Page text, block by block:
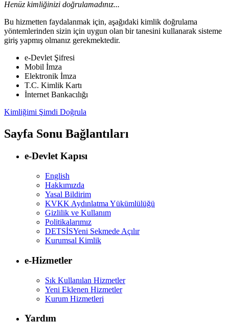
Henüz kimliğinizi doğrulamadınız...
Bu hizmetten faydalanmak için, aşağıdaki kimlik doğrulama
yöntemlerinden sizin için uygun olan bir tanesini kullanarak sisteme
giriş yapmış olmanız gerekmektedir.
e-Devlet Şifresi
Mobil İmza
Elektronik İmza
T.C. Kimlik Kartı
İnternet Bankacılığı
Kimliğimi Şimdi Doğrula
Sayfa Sonu Bağlantıları
e-Devlet Kapısı
English
Hakkımızda
Yasal Bildirim
KVKK Aydınlatma Yükümlülüğü
Gizlilik ve Kullanım
Politikalarımız
DETSİSYeni Sekmede Açılır
Kurumsal Kimlik
e-Hizmetler
Sık Kullanılan Hizmetler
Yeni Eklenen Hizmetler
Kurum Hizmetleri
Yardım